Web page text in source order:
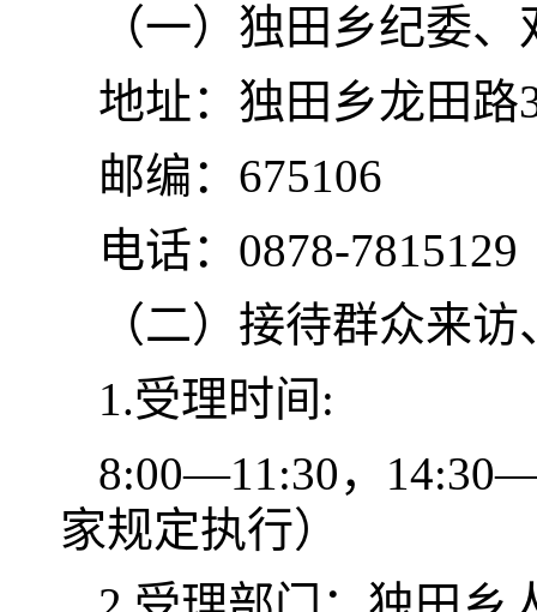
（一）独田乡纪委
地址：独田乡龙田
邮编：675106
电话：0878-7815129
（二）接待群众来
1.受理时间:
8:00—11:30，
家规定执行）